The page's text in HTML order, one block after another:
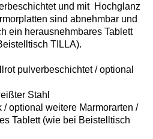
und mit Hochglanz
sind abnehmbar und
ein herausnehmbares Tablett
TILLA).
pulverbeschichtet / optional
Stahl
/ optional weitere Marmorarten /
Tablett (wie bei Beistelltisch